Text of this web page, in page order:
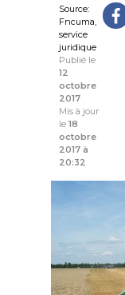
Source:
Fncuma,
service
juridique
Publié le
12
octobre
2017
Mis à jour
le 18
octobre
2017 à
20:32